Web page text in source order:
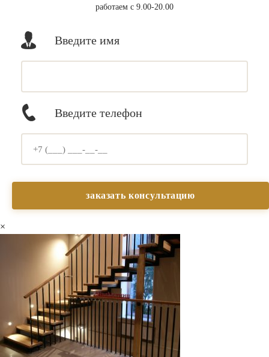
работаем с 9.00-20.00
Введите имя
Введите телефон
×